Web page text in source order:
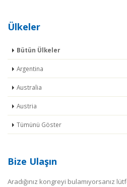
Ülkeler
Bütün Ülkeler
Argentina
Australia
Austria
Tümünü Göster
Bize Ulaşın
Aradığınız kongreyi bulamıyorsanız